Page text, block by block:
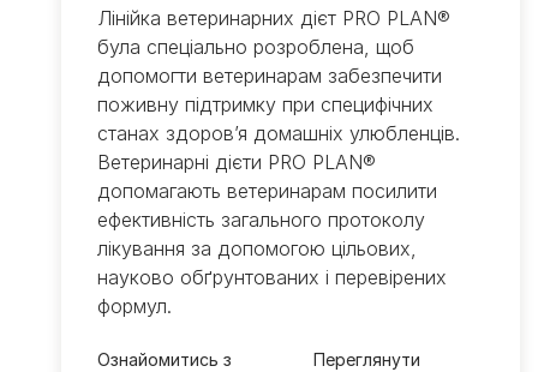
Лінійка ветеринарних дієт PRO PLAN®
була спеціально розроблена, щоб
допомогти ветеринарам забезпечити
поживну підтримку при специфічних
станах здоров’я домашніх улюбленців.
Ветеринарні дієти PRO PLAN®
допомагають ветеринарам посилити
ефективність загального протоколу
лікування за допомогою цільових,
науково обґрунтованих і перевірених
формул.
Ознайомитись з
Переглянути